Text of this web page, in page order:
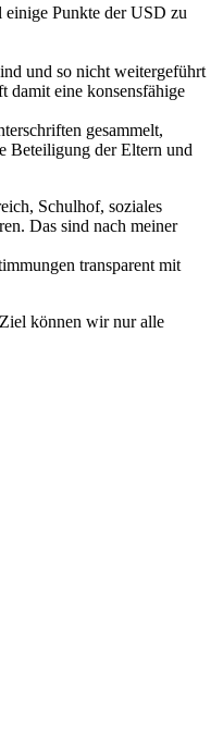
Punkte der USD zu
und so nicht weitergeführt
damit eine konsensfähige
gesammelt,
Beteiligung der Eltern und
Schulhof, soziales
Das sind nach meiner
transparent mit
können wir nur alle